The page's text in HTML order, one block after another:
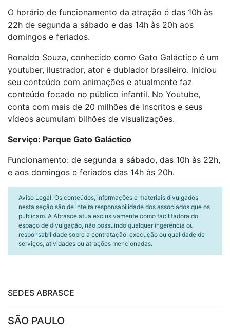
O horário de funcionamento da atração é das 10h às
22h de segunda a sábado e das 14h às 20h aos
domingos e feriados.
Ronaldo Souza, conhecido como Gato Galáctico é um
youtuber, ilustrador, ator e dublador brasileiro. Iniciou
seu conteúdo com animações e atualmente faz
conteúdo focado no público infantil. No Youtube,
conta com mais de 20 milhões de inscritos e seus
vídeos acumulam bilhões de visualizações.
Serviço: Parque Gato Galáctico
Funcionamento: de segunda a sábado, das 10h às 22h,
e aos domingos e feriados das 14h às 20h.
Aviso Legal: Os conteúdos, informações e materiais divulgados
nesta seção são de inteira responsabilidade dos associados que os
publicam. A Abrasce atua exclusivamente como facilitadora do
espaço de divulgação, não possuindo qualquer ingerência ou
responsabilidade sobre a contratação, execução ou qualidade de
serviços, atividades ou atrações mencionadas.
SEDES ABRASCE
SÃO PAULO